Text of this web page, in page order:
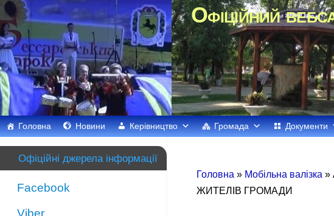
Офіційний
Головна Новини Керівництво Громада Документи
Головна » Мобільна валізка »
ЖИТЕЛІВ ГРОМАДИ
Офіційні джерела інформації
Facebook
Viber